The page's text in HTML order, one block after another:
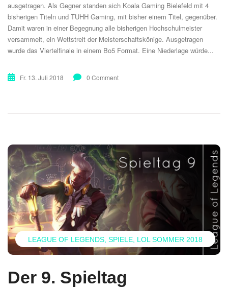
ausgetragen. Als Gegner standen sich Koala Gaming Bielefeld mit 4
bisherigen Titeln und TUHH Gaming, mit bisher einem Titel, gegenüber.
Damit waren in einer Begegnung alle bisherigen Hochschulmeister
versammelt, ein Wettstreit der Meisterschaftskönige. Ausgetragen
wurde das Viertelfinale in einem Bo5 Format. Eine Niederlage würde...
Fr. 13. Juli 2018 0 Comment
LEAGUE OF LEGENDS SPIELE LOL SOMMER 2018
Der 9. Spieltag